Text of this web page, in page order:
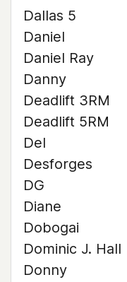
Dallas 5
Daniel
Daniel Ray
Danny
Deadlift 3RM
Deadlift 5RM
Del
Desforges
DG
Diane
Dobogai
Dominic J. Hall
Donny